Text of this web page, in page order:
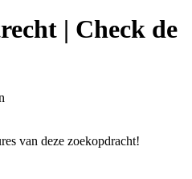
| Check de
van deze zoekopdracht!